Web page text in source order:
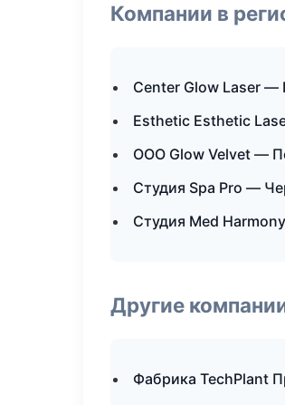
Компании в
Center Glow Laser —
Esthetic Esthetic
ООО Glow Velvet —
Студия Spa Pro —
Студия Med
Другие
Фабрика TechPlant